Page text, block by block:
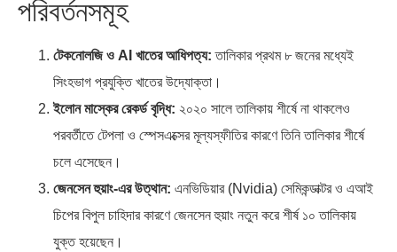
পরিবর্তনসমূহ
টেকনোলজি ও AI খাতের আধিপত্য: তালিকার প্রথম ৮ জনের মধ্যেই
সিংহভাগ প্রযুক্তি খাতের উদ্যোক্তা।
ইলোন মাস্কের রেকর্ড বৃদ্ধি: ২০২০ সালে তালিকায় শীর্ষে না থাকলেও
পরবর্তীতে টেপলা ও স্পেসএক্সের মূল্যস্ফীতির কারণে তিনি তালিকার শীর্ষে
চলে এসেছেন।
জেনসেন হুয়াং-এর উত্থান: এনভিডিয়ার (Nvidia) সেমিকন্ডাক্টর ও এআই
চিপের বিপুল চাহিদার কারণে জেনসেন হুয়াং নতুন করে শীর্ষ ১০ তালিকায়
যুক্ত হয়েছেন।